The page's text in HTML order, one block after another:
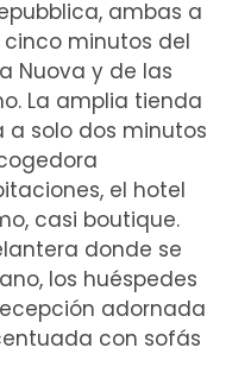
ambas a
cinco minutos del
Nuova y de las
La amplia tienda
a solo dos minutos
el hotel
casi boutique.
donde se
los huéspedes
adornada
con sofás